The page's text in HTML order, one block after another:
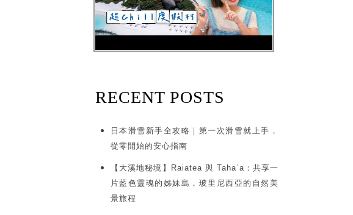
RECENT POSTS
日本滑雪新手全攻略｜第一次滑雪就上手，
從零開始的安心指南
【大溪地秘境】Raiatea 與 Taha’a：共享一
片藍色靈魂的姊妹島，玻里尼西亞的自然美
景旅程